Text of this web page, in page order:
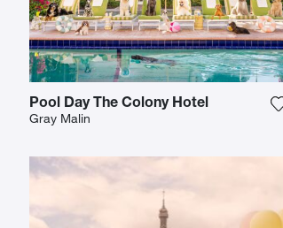
Pool Day The Colony Hotel
Gray Malin